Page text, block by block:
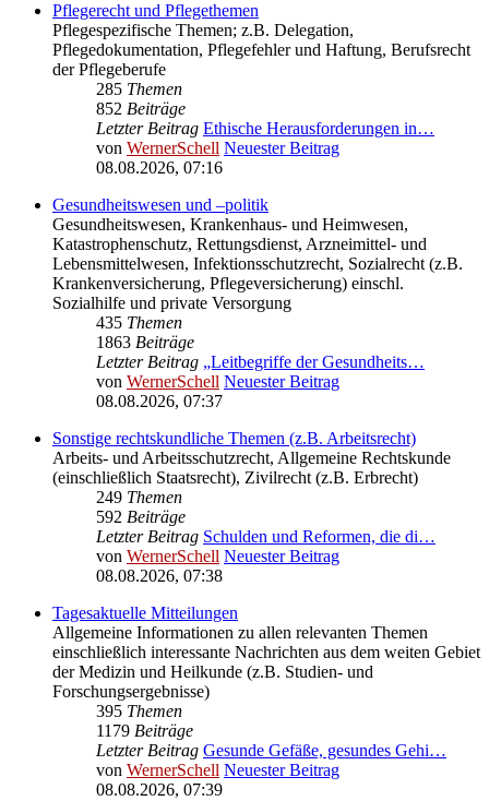
Pflegerecht und Pflegethemen
Pflegespezifische Themen; z.B. Delegation,
Pflegedokumentation, Pflegefehler und Haftung, Berufsrecht
der Pflegeberufe
285 Themen
852 Beiträge
Letzter Beitrag Ethische Herausforderungen in…
von WernerSchell Neuester Beitrag
08.08.2026, 07:16
Gesundheitswesen und –politik
Gesundheitswesen, Krankenhaus- und Heimwesen,
Katastrophenschutz, Rettungsdienst, Arzneimittel- und
Lebensmittelwesen, Infektionsschutzrecht, Sozialrecht (z.B.
Krankenversicherung, Pflegeversicherung) einschl.
Sozialhilfe und private Versorgung
435 Themen
1863 Beiträge
Letzter Beitrag „Leitbegriffe der Gesundheits…
von WernerSchell Neuester Beitrag
08.08.2026, 07:37
Sonstige rechtskundliche Themen (z.B. Arbeitsrecht)
Arbeits- und Arbeitsschutzrecht, Allgemeine Rechtskunde
(einschließlich Staatsrecht), Zivilrecht (z.B. Erbrecht)
249 Themen
592 Beiträge
Letzter Beitrag Schulden und Reformen, die di…
von WernerSchell Neuester Beitrag
08.08.2026, 07:38
Tagesaktuelle Mitteilungen
Allgemeine Informationen zu allen relevanten Themen
einschließlich interessante Nachrichten aus dem weiten Gebiet
der Medizin und Heilkunde (z.B. Studien- und
Forschungsergebnisse)
395 Themen
1179 Beiträge
Letzter Beitrag Gesunde Gefäße, gesundes Gehi…
von WernerSchell Neuester Beitrag
08.08.2026, 07:39